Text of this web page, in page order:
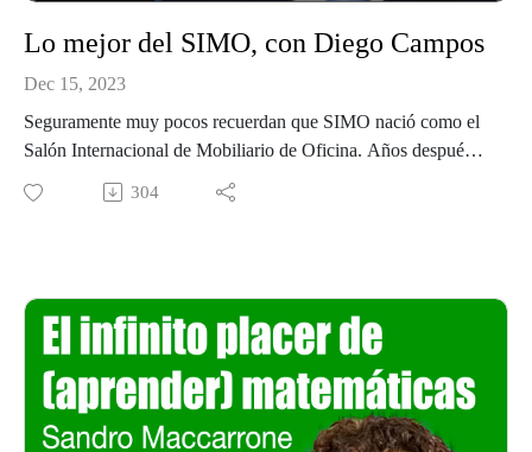
Lo mejor del SIMO, con Diego Campos
Dec 15, 2023
Seguramente muy pocos recuerdan que SIMO nació como el
Salón Internacional de Mobiliario de Oficina. Años después
se consolidó como un evento tecnológico generalista que, ante
su posible desaparición, se reconvirtió en ”SIMO educación”
SIMO 2023, así que El Recurso ha traído a una persona que
es una habitual del evento y nos puede contar cómo ha sido
este año y las diferencias sustanciales con respecto a ediciones
anteriores.
Es Diego Campos, 20 años en la docencia, en el aula, con
304